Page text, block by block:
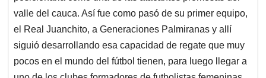
valle del cauca. Así fue como pasó de su primer equipo,
el Real Juanchito, a Generaciones Palmiranas y allí
siguió desarrollando esa capacidad de regate que muy
pocos en el mundo del fútbol tienen, para luego llegar a